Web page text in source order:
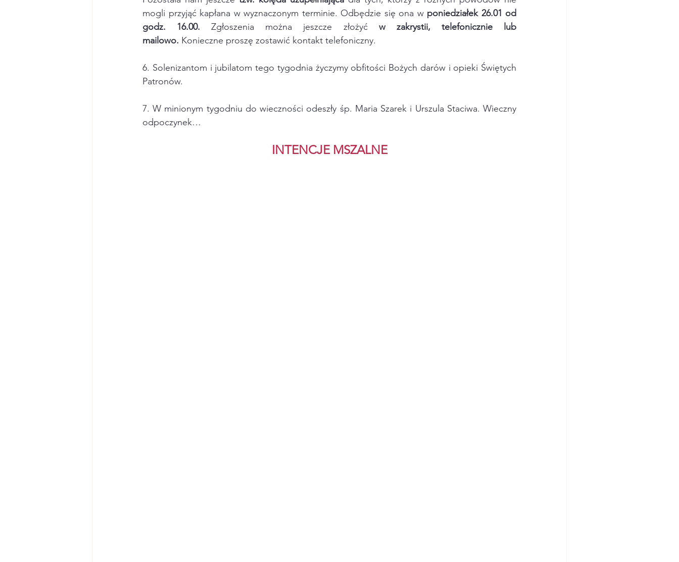
mogli przyjąć kapłana w wyznaczonym terminie. Odbędzie się ona w poniedziałek 26.01 od
godz. 16.00. Zgłoszenia można jeszcze złożyć w zakrystii, telefonicznie lub
mailowo. Konieczne proszę zostawić kontakt telefoniczny.
6. Solenizantom i jubilatom tego tygodnia życzymy obfitości Bożych darów i opieki Świętych
Patronów.
7. W minionym tygodniu do wieczności odeszły śp. Maria Szarek i Urszula Staciwa. Wieczny
odpoczynek…
INTENCJE MSZALNE